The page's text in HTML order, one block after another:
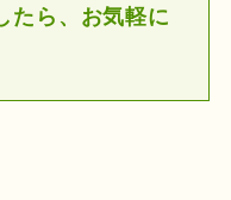
たら、お気軽に